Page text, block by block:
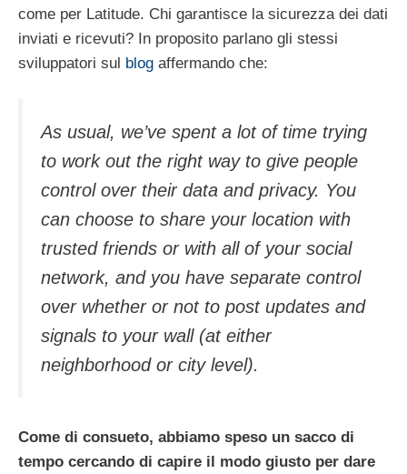
come per Latitude. Chi garantisce la sicurezza dei dati
inviati e ricevuti? In proposito parlano gli stessi
sviluppatori sul blog affermando che:
As usual, we’ve spent a lot of time trying
to work out the right way to give people
control over their data and privacy. You
can choose to share your location with
trusted friends or with all of your social
network, and you have separate control
over whether or not to post updates and
signals to your wall (at either
neighborhood or city level).
Come di consueto, abbiamo speso un sacco di
tempo cercando di capire il modo giusto per dare